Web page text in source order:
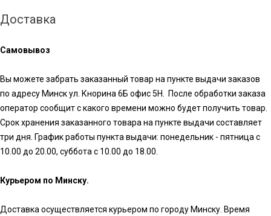
Доставка
Самовывоз
Вы можете забрать заказанный товар на пункте выдачи заказов
по адресу Минск ул. Кнорина 6Б офис 5Н. После обработки заказа
оператор сообщит с какого времени можно будет получить товар.
Срок хранения заказанного товара на пункте выдачи составляет
три дня. График работы пункта выдачи: понедельник - пятница с
10.00 до 20.00, суббота с 10.00 до 18.00.
Курьером по Минску.
Доставка осуществляется курьером по городу Минску. Время